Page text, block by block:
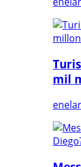
mil